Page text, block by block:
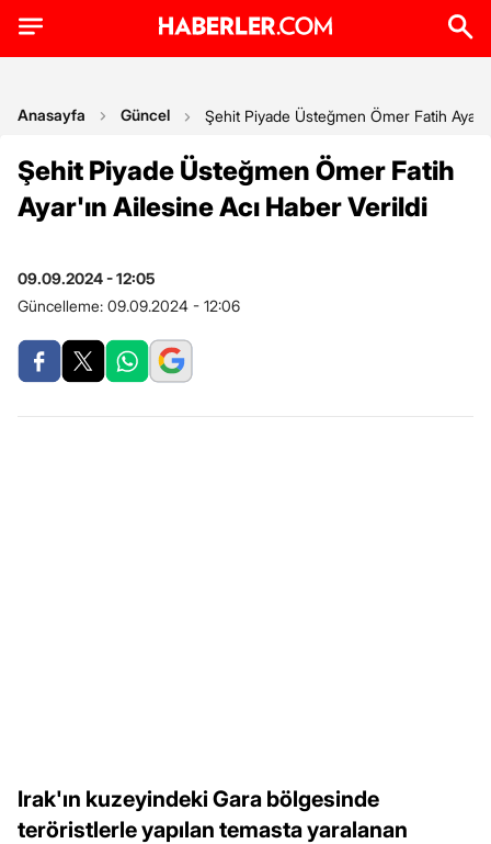
Anasayfa Güncel Şehit Piyade Üsteğmen Ömer Fatih
Şehit Piyade Üsteğmen Ömer Fatih
Ayar'ın Ailesine Acı Haber Verildi
09.09.2024 - 12:05
Güncelleme: 09.09.2024 - 12:06
Irak'ın kuzeyindeki Gara bölgesinde
teröristlerle yapılan temasta yaralanan